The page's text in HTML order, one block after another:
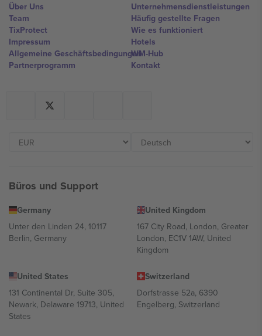
Über Uns
Team
TixProtect
Impressum
Allgemeine Geschäftsbedingungen
Partnerprogramm
Unternehmensdienstleistungen
Häufig gestellte Fragen
Wie es funktioniert
Hotels
WM-Hub
Kontakt
Büros und Support
Germany
Unter den Linden 24, 10117
Berlin, Germany
United Kingdom
167 City Road, London, Greater
London, EC1V 1AW, United
Kingdom
United States
131 Continental Dr, Suite 305,
Newark, Delaware 19713, United
States
Switzerland
Dorfstrasse 52a, 6390
Engelberg, Switzerland